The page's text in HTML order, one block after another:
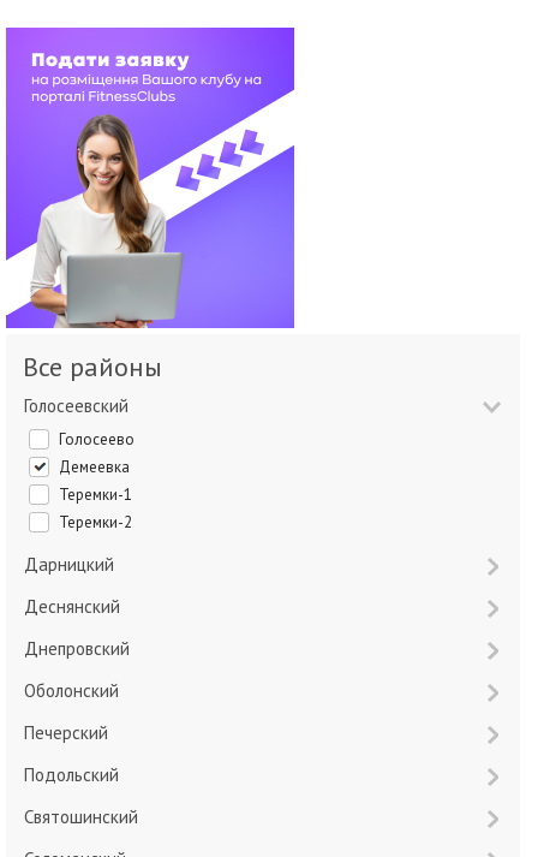
Все районы
Голосеевский
Голосеево
Демеевка
Теремки-1
Теремки-2
Дарницкий
Деснянский
Днепровский
Оболонский
Печерский
Подольский
Святошинский